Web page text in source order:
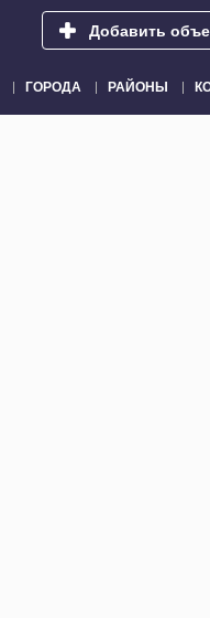
Добавить
ГОРОДА РАЙОНЫ